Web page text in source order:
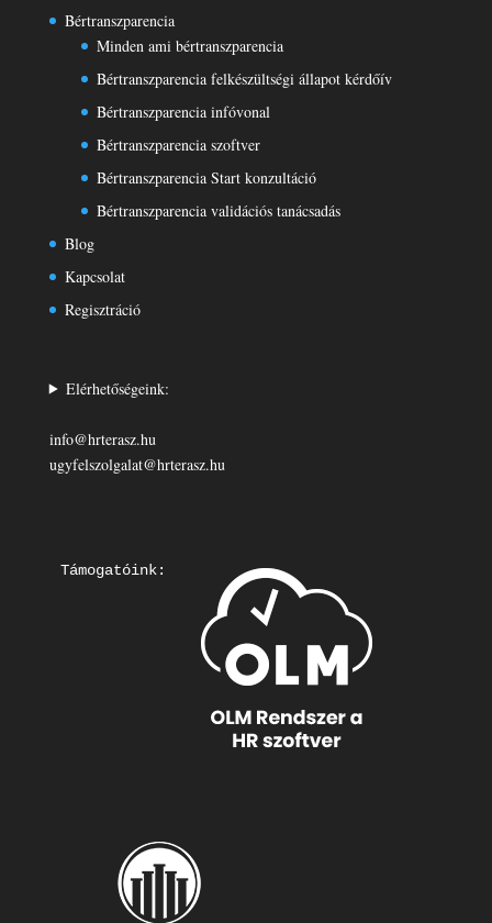
Bértranszparencia
Minden ami bértranszparencia
Bértranszparencia felkészültségi állapot kérdőív
Bértranszparencia infóvonal
Bértranszparencia szoftver
Bértranszparencia Start konzultáció
Bértranszparencia validációs tanácsadás
Blog
Kapcsolat
Regisztráció
Elérhetőségeink:
info@hrterasz.hu
ugyfelszolgalat@hrterasz.hu
Támogatóink: